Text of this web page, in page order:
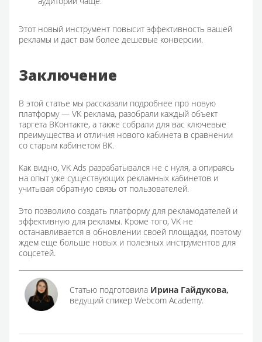
Этот новый инструмент повысит эффективность вашей
рекламы и даст вам более дешевые конверсии.
Заключение
В этой статье мы рассказали подробнее про новую
платформу — VK реклама, разобрали каждый объект
таргета ВКонтакте, а также собрали для вас ключевые
преимущества и отличия нового кабинета в сравнении
со старым кабинетом ВК.
Как видно, VK Ads разрабатывался не с нуля, а опираясь
на опыт уже существующих рекламных кабинетов и
учитывая обратную связь от пользователей.
Это позволило создать платформу для рекламодателей и
эффективную для рекламы. Кроме того, VK не
останавливается в обновлении своей площадки, поэтому
ждем еще больше новых и полезных инструментов для
соцсетей.
Статью подготовила Ирина Гайдукова,
ведущий спикер Webcom Academy.